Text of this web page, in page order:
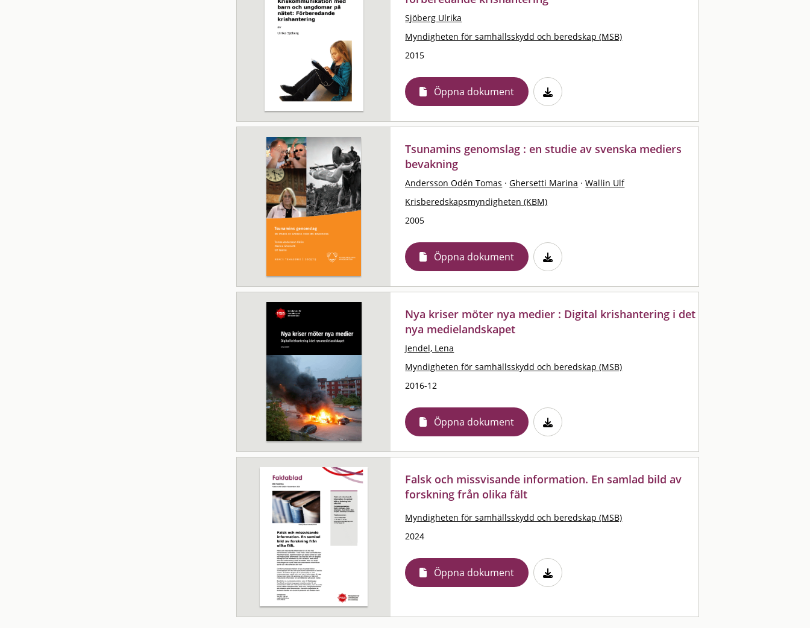
Sjöberg Ulrika
Myndigheten för samhällsskydd och beredskap (MSB)
2015
Öppna dokument
Tsunamins genomslag : en studie av svenska mediers
bevakning
Andersson Odén Tomas · Ghersetti Marina · Wallin Ulf
Krisberedskapsmyndigheten (KBM)
2005
Öppna dokument
Nya kriser möter nya medier : Digital krishantering i det
nya medielandskapet
Jendel, Lena
Myndigheten för samhällsskydd och beredskap (MSB)
2016-12
Öppna dokument
Falsk och missvisande information. En samlad bild av
forskning från olika fält
Myndigheten för samhällsskydd och beredskap (MSB)
2024
Öppna dokument